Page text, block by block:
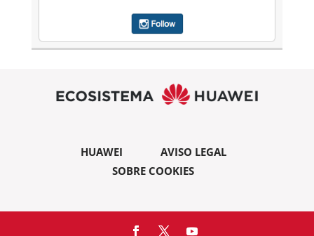
HUAWEI
AVISO LEGAL
SOBRE COOKIES